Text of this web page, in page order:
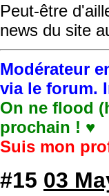
Peut-être
news du site
Modérateur
via le forum.
On ne flood
prochain ! ♥
Suis mon
#15 03